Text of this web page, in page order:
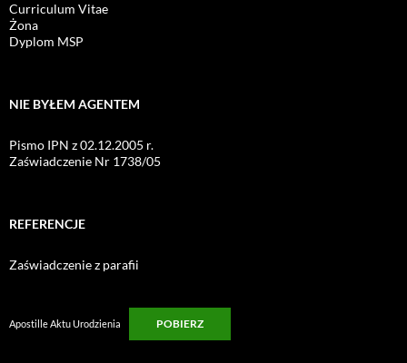
Curriculum Vitae
Żona
Dyplom MSP
NIE BYŁEM AGENTEM
Pismo IPN z 02.12.2005 r.
Zaświadczenie Nr 1738/05
REFERENCJE
Zaświadczenie z parafii
Apostille Aktu Urodzienia POBIERZ